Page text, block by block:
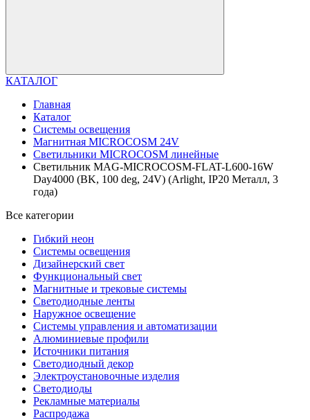
КАТАЛОГ
Главная
Каталог
Системы освещения
Магнитная MICROCOSM 24V
Светильники MICROCOSM линейные
Светильник MAG-MICROCOSM-FLAT-L600-16W
Day4000 (BK, 100 deg, 24V) (Arlight, IP20 Металл, 3
года)
Все категории
Гибкий неон
Системы освещения
Дизайнерский свет
Функциональный свет
Магнитные и трековые системы
Светодиодные ленты
Наружное освещение
Системы управления и автоматизации
Алюминиевые профили
Источники питания
Светодиодный декор
Электроустановочные изделия
Светодиоды
Рекламные материалы
Распродажа